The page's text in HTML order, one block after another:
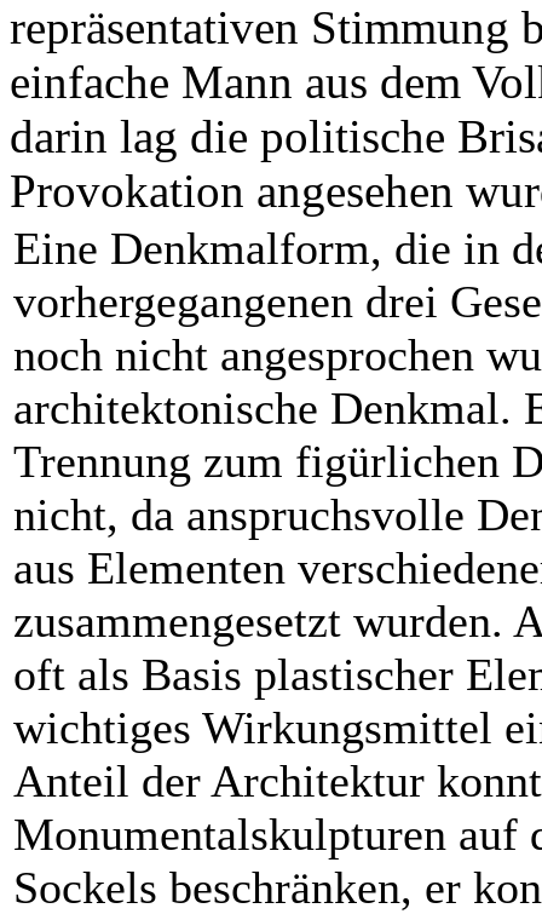
repräsentativen Stimmung
einfache Mann aus dem
darin lag die politische
Provokation angesehen
Eine Denkmalform, die in
vorhergegangenen drei
noch nicht angesprochen
architektonische Denkmal.
Trennung zum figürlichen
nicht, da anspruchsvolle
aus Elementen
zusammengesetzt wurden.
oft als Basis plastischer
wichtiges Wirkungsmittel
Anteil der Architektur
Monumentalskulpturen auf
Sockels beschränken, er